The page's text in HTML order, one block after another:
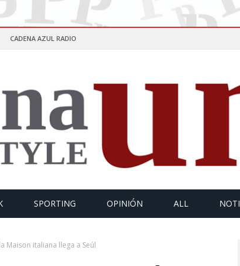
CADENA AZUL RADIO
SPORTING OPINIÓN ALL
Maison italiana llega a Seúl